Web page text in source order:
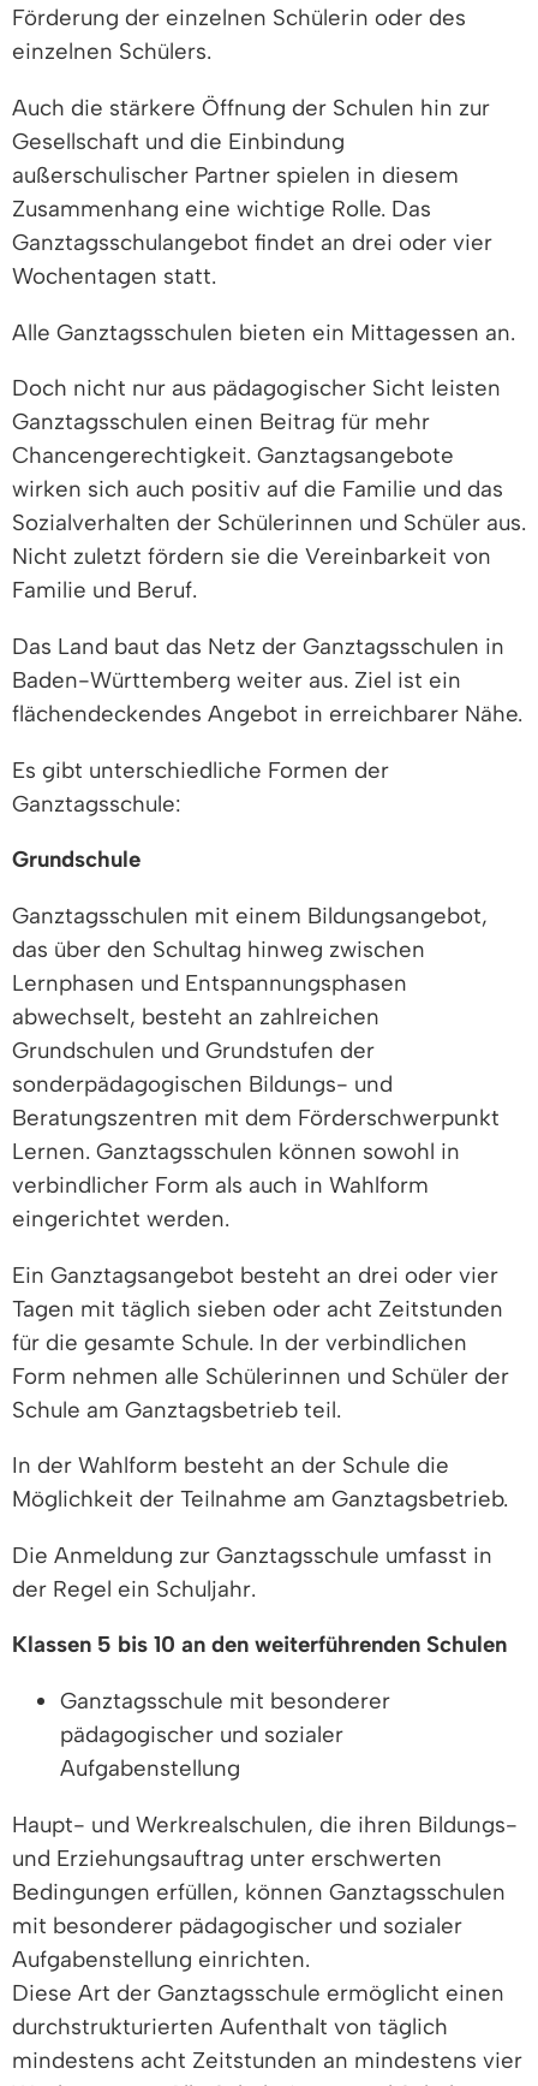
Förderung der einzelnen Schülerin oder des
einzelnen Schülers.
Auch die stärkere Öffnung der Schulen hin zur
Gesellschaft und die Einbindung
außerschulischer Partner spielen in diesem
Zusammenhang eine wichtige Rolle. Das
Ganztagsschulangebot findet an drei oder vier
Wochentagen statt.
Alle Ganztagsschulen bieten ein Mittagessen an.
Doch nicht nur aus pädagogischer Sicht leisten
Ganztagsschulen einen Beitrag für mehr
Chancengerechtigkeit. Ganztagsangebote
wirken sich auch positiv auf die Familie und das
Sozialverhalten der Schülerinnen und Schüler aus.
Nicht zuletzt fördern sie die Vereinbarkeit von
Familie und Beruf.
Das Land baut das Netz der Ganztagsschulen in
Baden-Württemberg weiter aus. Ziel ist ein
flächendeckendes Angebot in erreichbarer Nähe.
Es gibt unterschiedliche Formen der
Ganztagsschule:
Grundschule
Ganztagsschulen mit einem Bildungsangebot,
das über den Schultag hinweg zwischen
Lernphasen und Entspannungsphasen
abwechselt, besteht an zahlreichen
Grundschulen und Grundstufen der
sonderpädagogischen Bildungs- und
Beratungszentren mit dem Förderschwerpunkt
Lernen. Ganztagsschulen können sowohl in
verbindlicher Form als auch in Wahlform
eingerichtet werden.
Ein Ganztagsangebot besteht an drei oder vier
Tagen mit täglich sieben oder acht Zeitstunden
für die gesamte Schule. In der verbindlichen
Form nehmen alle Schülerinnen und Schüler der
Schule am Ganztagsbetrieb teil.
In der Wahlform besteht an der Schule die
Möglichkeit der Teilnahme am Ganztagsbetrieb.
Die Anmeldung zur Ganztagsschule umfasst in
der Regel ein Schuljahr.
Klassen 5 bis 10 an den weiterführenden Schulen
Ganztagsschule mit besonderer
pädagogischer und sozialer
Aufgabenstellung
Haupt- und Werkrealschulen, die ihren Bildungs-
und Erziehungsauftrag unter erschwerten
Bedingungen erfüllen, können Ganztagsschulen
mit besonderer pädagogischer und sozialer
Aufgabenstellung einrichten.
Diese Art der Ganztagsschule ermöglicht einen
durchstrukturierten Aufenthalt von täglich
mindestens acht Zeitstunden an mindestens vier